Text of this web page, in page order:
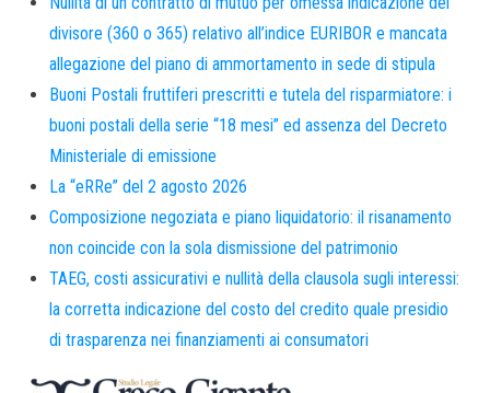
divisore (360 o 365) relativo all’indice EURIBOR e mancata
allegazione del piano di ammortamento in sede di stipula
Buoni Postali fruttiferi prescritti e tutela del risparmiatore: i
buoni postali della serie “18 mesi” ed assenza del Decreto
Ministeriale di emissione
La “eRRe” del 2 agosto 2026
Composizione negoziata e piano liquidatorio: il risanamento
non coincide con la sola dismissione del patrimonio
TAEG, costi assicurativi e nullità della clausola sugli interessi:
la corretta indicazione del costo del credito quale presidio
di trasparenza nei finanziamenti ai consumatori